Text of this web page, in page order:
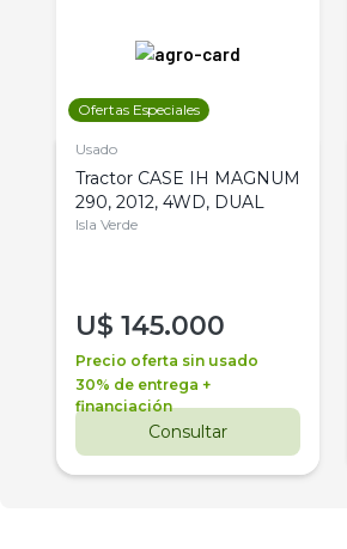
Ofertas Especiales
Usado
Tractor CASE IH MAGNUM
290, 2012, 4WD, DUAL
Isla Verde
U$ 145.000
Precio oferta sin usado
30% de entrega +
financiación
Consultar